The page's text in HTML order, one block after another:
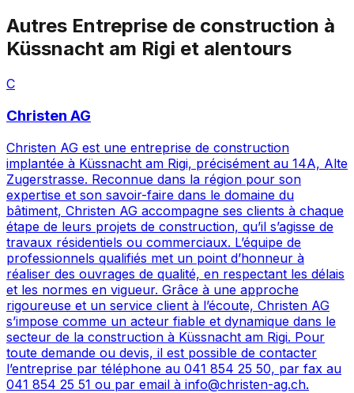
Autres Entreprise de construction à
Küssnacht am Rigi et alentours
C
Christen AG
Christen AG est une entreprise de construction
implantée à Küssnacht am Rigi, précisément au 14A, Alte
Zugerstrasse. Reconnue dans la région pour son
expertise et son savoir-faire dans le domaine du
bâtiment, Christen AG accompagne ses clients à chaque
étape de leurs projets de construction, qu’il s’agisse de
travaux résidentiels ou commerciaux. L’équipe de
professionnels qualifiés met un point d’honneur à
réaliser des ouvrages de qualité, en respectant les délais
et les normes en vigueur. Grâce à une approche
rigoureuse et un service client à l’écoute, Christen AG
s’impose comme un acteur fiable et dynamique dans le
secteur de la construction à Küssnacht am Rigi. Pour
toute demande ou devis, il est possible de contacter
l’entreprise par téléphone au 041 854 25 50, par fax au
041 854 25 51 ou par email à info@christen-ag.ch.